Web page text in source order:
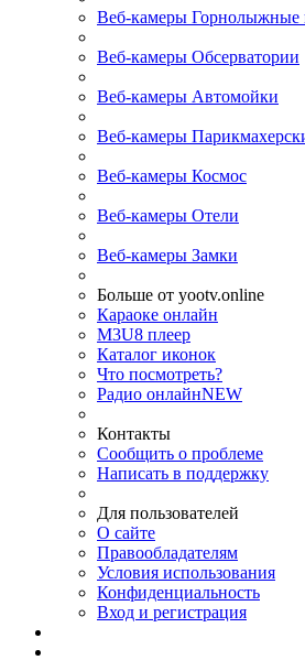
Веб-камеры Горнолыжные
Веб-камеры Обсерватории
Веб-камеры Автомойки
Веб-камеры
Веб-камеры Космос
Веб-камеры Отели
Веб-камеры Замки
Больше от yootv.online
Караоке онлайн
M3U8 плеер
Каталог иконок
Что посмотреть?
Радио онлайнNEW
Контакты
Сообщить о проблеме
Написать в поддержку
Для пользователей
О сайте
Правообладателям
Условия использования
Конфиденциальность
Вход и регистрация